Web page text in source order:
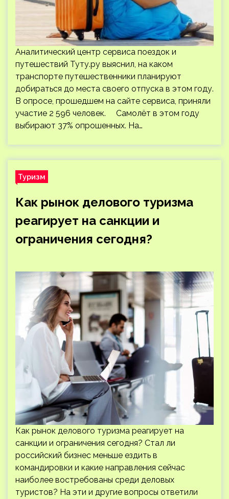
Аналитический центр сервиса поездок и
путешествий Туту.ру выяснил, на каком
транспорте путешественники планируют
добираться до места своего отпуска в этом году.
В опросе, прошедшем на сайте сервиса, приняли
участие 2 596 человек. Самолёт в этом году
выбирают 37% опрошенных. На…
Туризм
Как рынок делового туризма
реагирует на санкции и
ограничения сегодня?
Как рынок делового туризма реагирует на
санкции и ограничения сегодня? Стал ли
российский бизнес меньше ездить в
командировки и какие направления сейчас
наиболее востребованы среди деловых
туристов? На эти и другие вопросы ответили